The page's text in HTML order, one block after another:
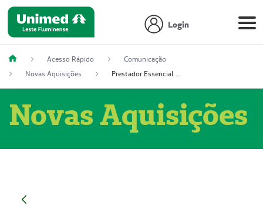
Login
Acesso Rápido
Comunicação
Novas Aquisições
Prestador Essencial Gestão em Saúde Ereli (51004354-7)
Novas Aquisições